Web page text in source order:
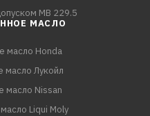
MB 229.5
МАСЛО
масло Honda
масло Лукойл
масло Nissan
Liqui Moly